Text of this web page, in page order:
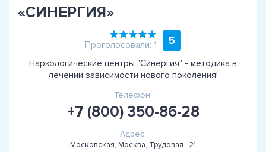
«СИНЕРГИЯ»
Проголосовали: 1 5
Наркологические центры "Синергия" - методика в
лечении зависимости нового поколения!
Телефон:
+7 (800) 350-86-28
Адрес:
Московская, Москва, Трудовая , 21